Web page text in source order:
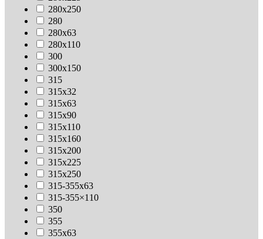
280х250
280
280х63
280х110
300
300х150
315
315х32
315х63
315х90
315х110
315х160
315х200
315х225
315х250
315-355х63
315-355×110
350
355
355х63